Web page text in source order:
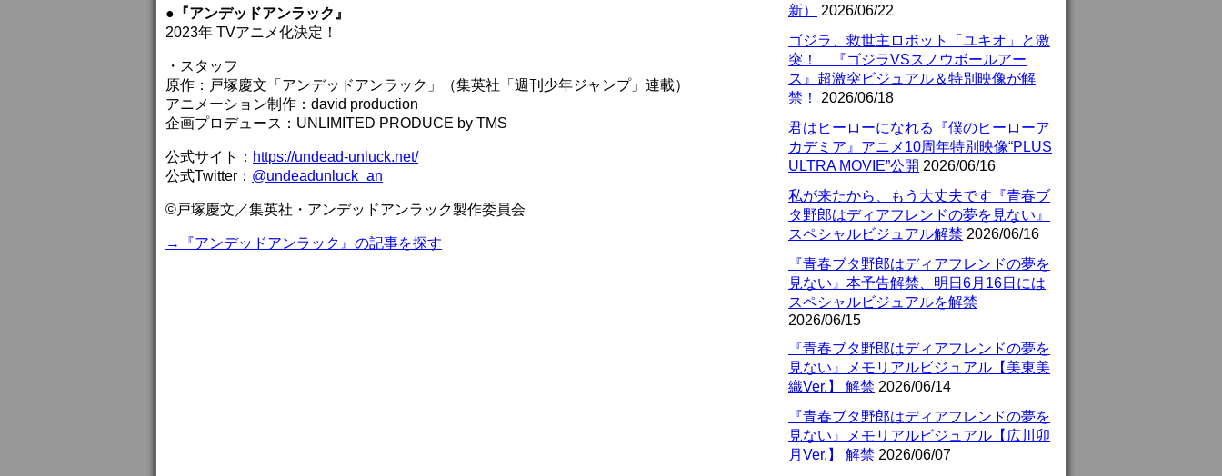
●『アンデッドアンラック』
2023年 TVアニメ化決定！
・スタッフ
原作：戸塚慶文「アンデッドアンラック」（集英社「週刊少年ジャンプ」連載）
アニメーション制作：david production
企画プロデュース：UNLIMITED PRODUCE by TMS
公式サイト： https://undead-unluck.net/
公式Twitter： @undeadunluck_an
©戸塚慶文／集英社・アンデッドアンラック製作委員会
→『アンデッドアンラック』の記事を探す
新）
2026/06/22
ゴジラ、救世主ロボット「ユキオ」と激
突！ 『ゴジラVSスノウボールアー
ス』超激突ビジュアル＆特別映像が解
禁！
2026/06/18
君はヒーローになれる『僕のヒーローア
カデミア』アニメ10周年特別映像“PLUS
ULTRA MOVIE”公開 2026/06/16
私が来たから、もう大丈夫です『青春ブ
タ野郎はディアフレンドの夢を見ない』
スペシャルビジュアル解禁 2026/06/16
『青春ブタ野郎はディアフレンドの夢を
見ない』本予告解禁、明日6月16日には
スペシャルビジュアルを解禁
2026/06/15
『青春ブタ野郎はディアフレンドの夢を
見ない』メモリアルビジュアル【美東美
織Ver.】 解禁 2026/06/14
『青春ブタ野郎はディアフレンドの夢を
見ない』メモリアルビジュアル【広川卯
月Ver.】 解禁 2026/06/07